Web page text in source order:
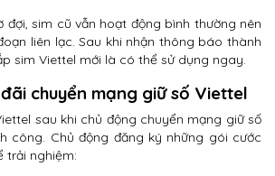
đợi, sim cũ vẫn hoạt động bình thường nên
liên lạc. Sau khi nhận thông báo thành
sim Viettel mới là có thể sử dụng ngay.
chuyển mạng giữ số Viettel
sau khi chủ động chuyển mạng giữ số
công. Chủ động đăng ký những gói cước
trải nghiệm: